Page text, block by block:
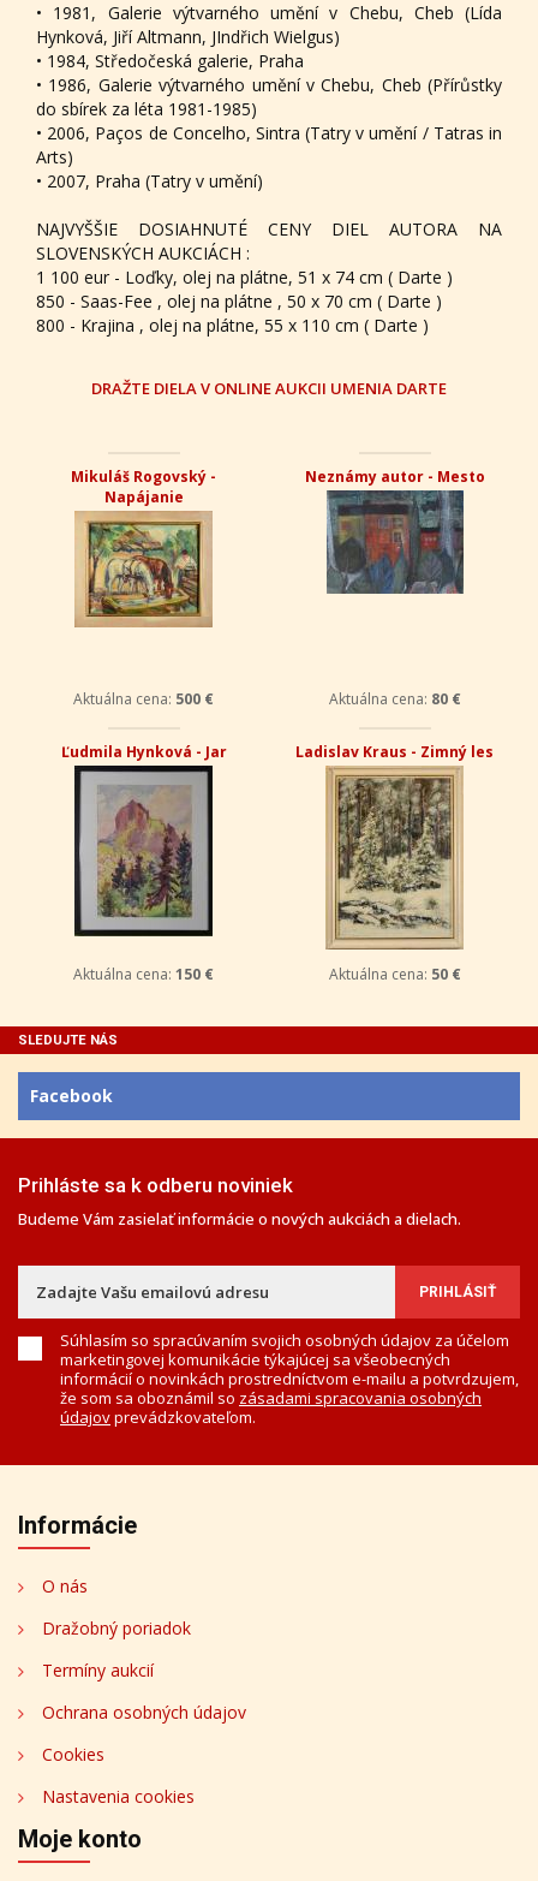
• 1981, Galerie výtvarného umění v Chebu, Cheb (Lída
Hynková, Jiří Altmann, JIndřich Wielgus)
• 1984, Středočeská galerie, Praha
• 1986, Galerie výtvarného umění v Chebu, Cheb (Přírůstky
do sbírek za léta 1981-1985)
• 2006, Paços de Concelho, Sintra (Tatry v umění / Tatras in
Arts)
• 2007, Praha (Tatry v umění)
NAJVYŠŠIE DOSIAHNUTÉ CENY DIEL AUTORA NA
SLOVENSKÝCH AUKCIÁCH :
1 100 eur - Loďky, olej na plátne, 51 x 74 cm ( Darte )
850 - Saas-Fee , olej na plátne , 50 x 70 cm ( Darte )
800 - Krajina , olej na plátne, 55 x 110 cm ( Darte )
DRAŽTE DIELA V ONLINE AUKCII UMENIA DARTE
Mikuláš Rogovský -
Napájanie
Aktuálna cena: 500 €
Neznámy autor - Mesto
Aktuálna cena: 80 €
Ľudmila Hynková - Jar
Aktuálna cena: 150 €
Ladislav Kraus - Zimný les
Aktuálna cena: 50 €
SLEDUJTE NÁS
Facebook
Prihláste sa k odberu noviniek
Budeme Vám zasielať informácie o nových aukciách a dielach.
Súhlasím so spracúvaním svojich osobných údajov za účelom
marketingovej komunikácie týkajúcej sa všeobecných
informácií o novinkách prostredníctvom e-mailu a potvrdzujem,
že som sa oboznámil so zásadami spracovania osobných
údajovprevádzkovateľom.
Informácie
O nás
Dražobný poriadok
Termíny aukcií
Ochrana osobných údajov
Cookies
Nastavenia cookies
Moje konto